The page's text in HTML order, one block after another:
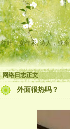
红叶，女作家, 诗人，业
网络日志正文
外面很热吗？